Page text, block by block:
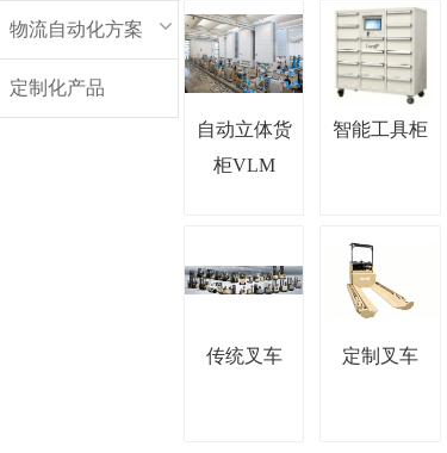
物流自动化方案
定制化产品
自动立体货
柜VLM
智能工具柜
传统叉车 定制叉车